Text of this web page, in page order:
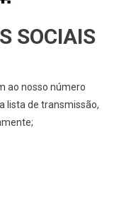
SOCIAIS
ao nosso número
lista de transmissão,